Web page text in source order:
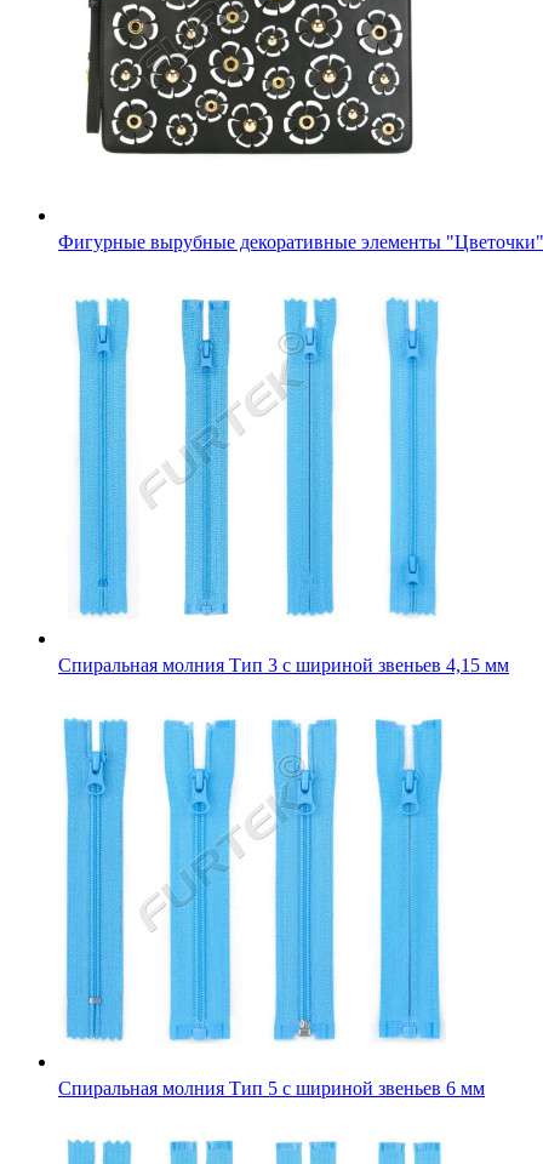
Фигурные вырубные декоративные элементы "Цветочки"
Спиральная молния Тип 3 с шириной звеньев 4,15 мм
Спиральная молния Тип 5 с шириной звеньев 6 мм